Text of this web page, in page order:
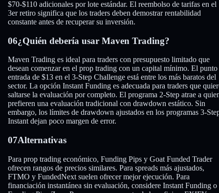
$70-$110 adicionales por lote estándar. El reembolso de tarifas en el
3er retiro significa que los traders deben demostrar rentabilidad
constante antes de recuperar su inversión.
06¿Quién debería usar Maven Trading?
Maven Trading es ideal para traders con presupuesto limitado que
desean comenzar en el prop trading con un capital mínimo. El punto
entrada de $13 en el 3-Step Challenge está entre los más baratos del
sector. La opción Instant Funding es adecuada para traders que
saltarse la evaluación por completo. El programa 2-Step atrae a
prefieren una evaluación tradicional con drawdown estático. Sin
embargo, los límites de drawdown ajustados en los programas 3-
Instant dejan poco margen de error.
07Alternativas
Para prop trading económico, Funding Pips y Goat Funded Trader
ofrecen rangos de precios similares. Para spreads más ajustados,
FTMO y FundedNext suelen ofrecer mejor ejecución. Para
financiación instantánea sin evaluación, considere Instant Funding o